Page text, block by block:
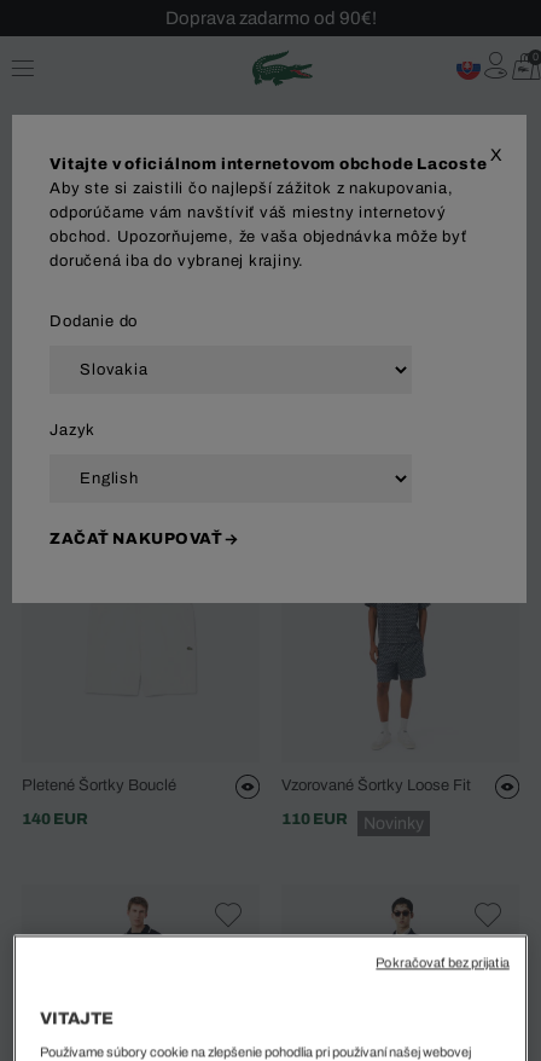
Sezónny výpredaj až -40 %!
Bezplatné vrátenie!
0
Kraťasy a bermudy
114 Výsledok
Pletené Šortky Bouclé
140 EUR
Vzorované Šortky Loose Fit
110 EUR
Novinky
X
Vitajte v oficiálnom internetovom obchode Lacoste
Aby ste si zaistili čo najlepší zážitok z nakupovania,
odporúčame vám navštíviť váš miestny internetový
obchod. Upozorňujeme, že vaša objednávka môže byť
doručená iba do vybranej krajiny.
Dodanie do
Jazyk
ZAČAŤ NAKUPOVAŤ
VITAJTE
Používame súbory cookie na zlepšenie pohodlia pri používaní našej webovej
Pokračovať bez prijatia